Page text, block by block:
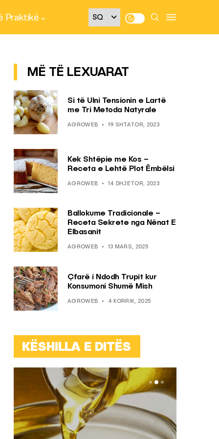
Praktikë
MË TË LEXUARAT
Si të Ulni Tensionin e Lartë
me Tri Metoda Natyrale
AGROWEB 19 SHTATOR, 2023
Kek Shtëpie me Kos –
Receta e Lehtë Plot Ëmbëlsi
AGROWEB 14 DHJETOR, 2023
Ballokume Tradicionale –
Receta Sekrete nga Nënat E
Elbasanit
AGROWEB 13 MARS, 2025
Çfarë i Ndodh Trupit kur
Konsumoni Shumë Mish
AGROWEB 4 KORRIK, 2025
KËSHILLA E DITËS